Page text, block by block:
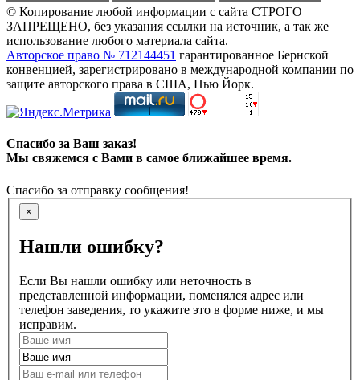
© Копирование любой информации с сайта СТРОГО
ЗАПРЕЩЕНО, без указания ссылки на источник, а так же
использование любого материала сайта.
Авторское право № 712144451 гарантированное Бернской
конвенцией, зарегистрировано в международной компании по
защите авторского права в США, Нью Йорк.
Спасибо за Ваш заказ!
Мы свяжемся с Вами в самое ближайшее время.
Спасибо за отправку сообщения!
×
Нашли ошибку?
Если Вы нашли ошибку или неточность в
представленной информации, поменялся адрес или
телефон заведения, то укажите это в форме ниже, и мы
исправим.